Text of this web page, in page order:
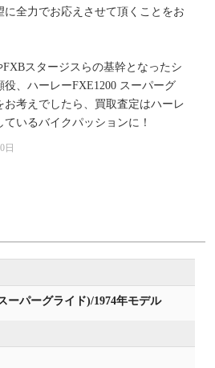
全力でお応えさせて頂くことをお
スタージスらの基幹となったシ
役、ハーレーFXE1200 スーパーグ
考えでしたら、買取査定はハーレ
いるバイクパッションに！
日
ーパーグライド)/1974年モデル